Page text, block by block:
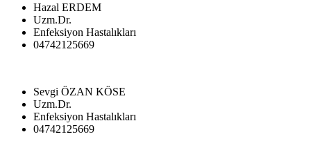
Hazal ERDEM
Uzm.Dr.
Enfeksiyon Hastalıkları
04742125669
Sevgi ÖZAN KÖSE
Uzm.Dr.
Enfeksiyon Hastalıkları
04742125669